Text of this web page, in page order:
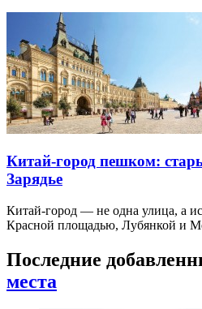
Китай-город пешком:
Зарядье
Китай-город — не одна улица, а
Красной площадью, Лубянкой и
Последние
места